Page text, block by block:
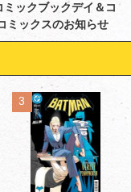
ミックブックデイ＆コ
ミックスのお知らせ
3